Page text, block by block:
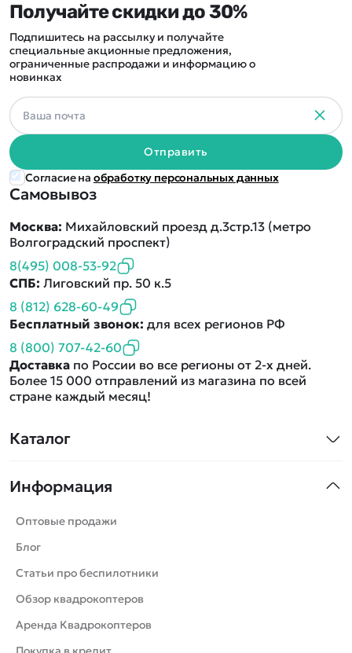
Каталог
Машинки
Танки
Вертолеты
Катера
Роботы
Самолеты
Сборные модели
Информация
Оптовые продажи
Блог
Статьи про беспилотники
Обзор квадрокоптеров
Аренда Квадрокоптеров
Самовывоз
Москва: Михайловский проезд д.3стр.13 (метро
Волгоградский проспект)
8(495) 008-53-92
СПБ: Лиговский пр. 50 к.5
8 (812) 628-60-49
Бесплатный звонок: для всех регионов РФ
8 (800) 707-42-60
Доставка по России во все регионы от 2-х дней.
Более 15 000 отправлений из магазина по всей
стране каждый месяц!
Получайте скидки до 30%
Подпишитесь на рассылку и получайте
специальные акционные предложения,
ограниченные распродажи и информацию о
новинках
Отправить
Согласие на обработку персональных данных